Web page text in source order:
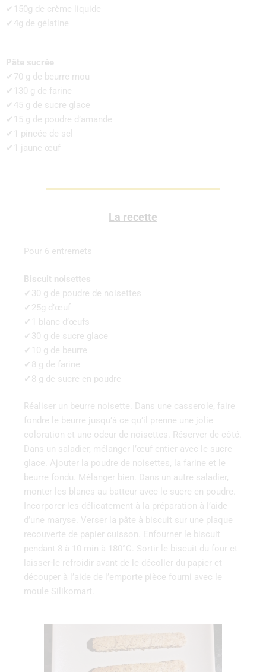
✔150g de crème liquide
✔4g de gélatine
Pâte sucrée
✔70 g de beurre mou
✔130 g de farine
✔45 g de sucre glace
✔15 g de poudre d’amande
✔1 pincée de sel
✔1 jaune œuf
La recette
Pour 6 entremets
Biscuit noisettes
✔30 g de poudre de noisettes
✔25g d’œuf
✔1 blanc d’œufs
✔30 g de sucre glace
✔10 g de beurre
✔8 g de farine
✔8 g de sucre en poudre
Réaliser un beurre noisette. Dans une casserole, faire
fondre le beurre jusqu’à ce qu’il prenne une jolie
coloration et une odeur de noisettes. Réserver de côté.
Dans un saladier, mélanger l’œuf entier avec le sucre
glace. Ajouter la poudre de noisettes, la farine et le
beurre fondu. Mélanger bien. Dans un autre saladier,
monter les blancs au batteur avec le sucre en poudre.
Incorporer-les délicatement à la préparation à l’aide
d’une maryse. Verser la pâte à biscuit sur une plaque
recouverte de papier cuisson. Enfourner le biscuit
pendant 8 à 10 min à 180°C. Sortir le biscuit du four et
laisser-le refroidir avant de le décoller du papier et
découper à l’aide de l’emporte pièce fourni avec le
moule Silikomart.